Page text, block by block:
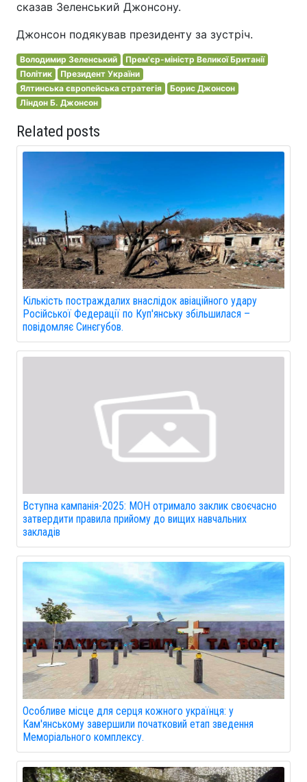
сказав Зеленський Джонсону.
Джонсон подякував президенту за зустріч.
Володимир Зеленський
Прем'єр-міністр Великої Британії
Політик
Президент України
Ялтинська європейська стратегія
Борис Джонсон
Ліндон Б. Джонсон
Related posts
Кількість постраждалих внаслідок авіаційного удару
Російської Федерації по Куп'янську збільшилася –
повідомляє Синєгубов.
Вступна кампанія-2025: МОН отримало заклик своєчасно
затвердити правила прийому до вищих навчальних
закладів
Особливе місце для серця кожного українця: у
Кам'янському завершили початковий етап зведення
Меморіального комплексу.